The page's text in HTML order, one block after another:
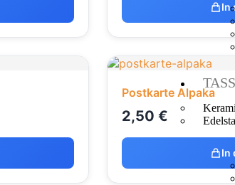
In
Postkarte Alpaka
2,50 €
In